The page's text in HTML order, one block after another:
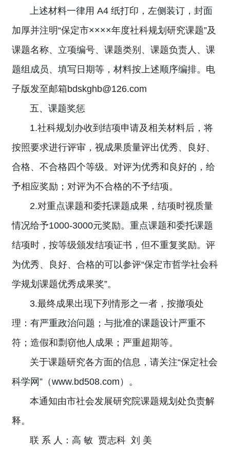
上述材料一律用 A4 纸打印，左侧装订，封面
加厚并注明“保定市××××年度社科规划研究课题”及
课题名称、立项编号、课题类别、课题负责人、课
题组成员、填写日期等，材料按上述顺序编排。电
子版发至邮箱bdskghb@126.com
五、课题奖惩
1.社科规划办收到结项申请及相关材料后，将
按照要求进行评审，视成果质量评出优秀、良好、
合格、不合格四个等级。对评为优秀和良好的，给
予相应奖励；对评为不合格的不予结项。
2.对重点课题和委托课题成果，结项时视质量
情况给予1000-3000元奖励。重点课题和委托课题
结项时，按等级颁发结项证书，但不重复奖励。评
为优秀、良好、合格的可以参评“保定市哲学社会科
学规划课题优秀成果奖”。
3.最终成果出现下列情形之一者，按撤项处
理：有严重政治问题；与批准的课题设计严重不
符；造假和剽窃他人成果；严重超期等。
关于课题研究各方面的信息，请关注“保定社会
科学网”（www.bd508.com）。
本通知由市社会发展研究院课题规划处负责解
释。
联 系 人：高 敏 贾志科 刘 美